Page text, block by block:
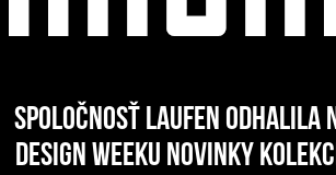
Spoločnosť Laufen odhalila
Design Weeku novinky